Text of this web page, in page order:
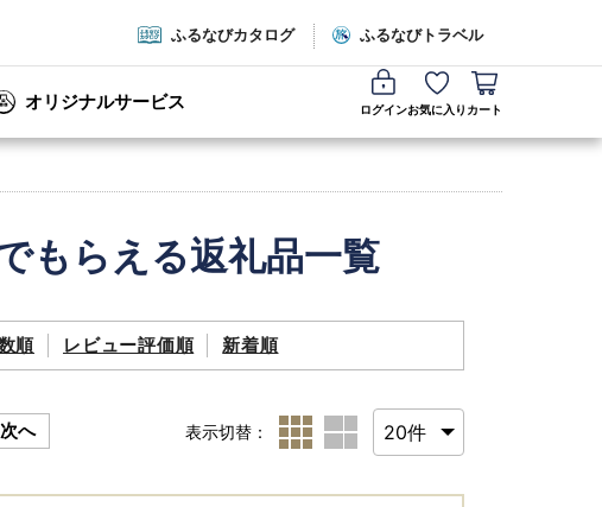
ふるなびカタログ ふるなびトラベル
オリジナルサービス ログインお気に入り カート
もらえる返礼品一覧
順 レビュー評価順 新着順
次へ 表示切替：